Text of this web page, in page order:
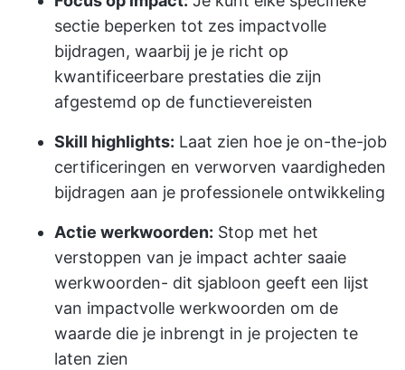
sectie beperken tot zes impactvolle
bijdragen, waarbij je je richt op
kwantificeerbare prestaties die zijn
afgestemd op de functievereisten
Skill highlights: Laat zien hoe je on-the-job
certificeringen en verworven vaardigheden
bijdragen aan je professionele ontwikkeling
Actie werkwoorden: Stop met het
verstoppen van je impact achter saaie
werkwoorden- dit sjabloon geeft een lijst
van impactvolle werkwoorden om de
waarde die je inbrengt in je projecten te
laten zien